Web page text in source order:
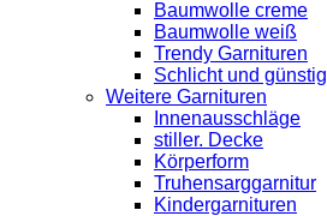
Baumwolle creme
Baumwolle weiß
Trendy Garnituren
Schlicht und günstig
Weitere Garnituren
Innenausschläge
stiller. Decke
Körperform
Truhensarggarnitur
Kindergarnituren